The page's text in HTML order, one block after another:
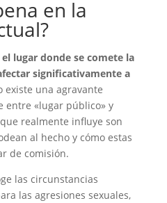
en la
el lugar donde se comete la
significativamente a
existe una agravante
entre «lugar público» y
realmente influye son
al hecho y cómo estas
de comisión.
las circunstancias
las agresiones sexuales,